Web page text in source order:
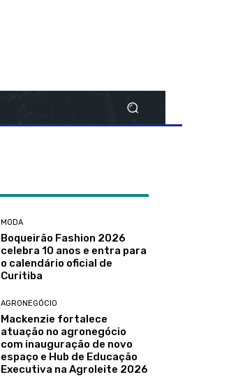
MODA
Boqueirão Fashion 2026
celebra 10 anos e entra para
o calendário oficial de
Curitiba
AGRONEGÓCIO
Mackenzie fortalece
atuação no agronegócio
com inauguração de novo
espaço e Hub de Educação
Executiva na Agroleite 2026